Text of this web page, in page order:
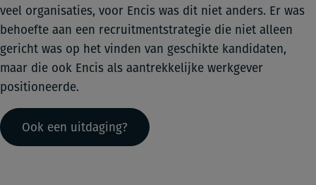
veel organisaties, voor Encis was dit niet anders. Er was
behoefte aan een recruitmentstrategie die niet alleen
gericht was op het vinden van geschikte kandidaten,
maar die ook Encis als aantrekkelijke werkgever
positioneerde.
Ook een uitdaging?